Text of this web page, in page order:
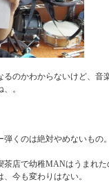
のかわからないけど、音
。
くのは絶対やめないもの。
茶店で幼稚MANはうまれた
今も変わりはない。